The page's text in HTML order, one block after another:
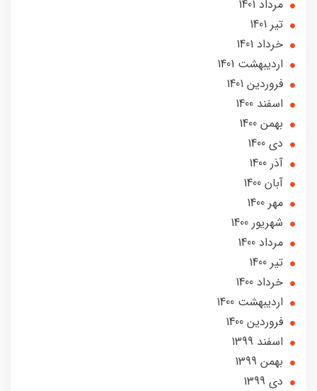
مرداد 1401
تير 1401
خرداد 1401
ارديبهشت 1401
فروردین 1401
اسفند 1400
بهمن 1400
دی 1400
آذر 1400
آبان 1400
مهر 1400
شهریور 1400
مرداد 1400
تير 1400
خرداد 1400
ارديبهشت 1400
فروردین 1400
اسفند 1399
بهمن 1399
دی 1399